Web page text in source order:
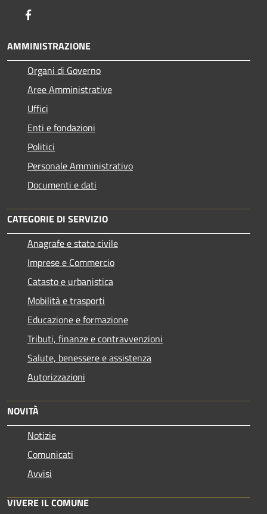
AMMINISTRAZIONE
Organi di Governo
Aree Amministrative
Uffici
Enti e fondazioni
Politici
Personale Amministrativo
Documenti e dati
CATEGORIE DI SERVIZIO
Anagrafe e stato civile
Imprese e Commercio
Catasto e urbanistica
Mobilità e trasporti
Educazione e formazione
Tributi, finanze e contravvenzioni
Salute, benessere e assistenza
Autorizzazioni
NOVITÀ
Notizie
Comunicati
Avvisi
VIVERE IL COMUNE